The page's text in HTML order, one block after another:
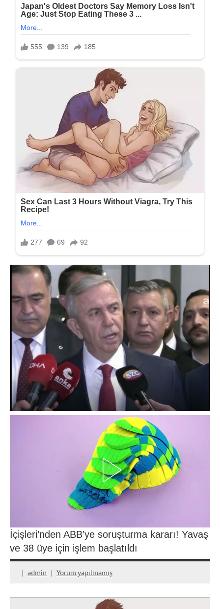
İçişleri’nden ABB’ye soruşturma kararı! Yavaş
ve 38 üye için işlem başlatıldı
admin Yorum yapılmamış